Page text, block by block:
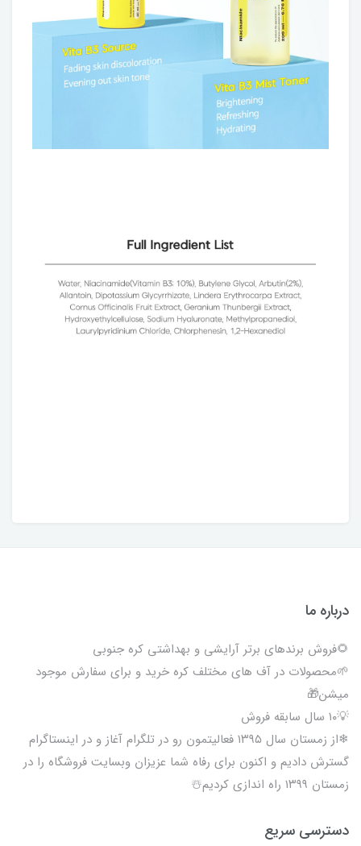
درباره ما
🌻فروش برندهای برتر آرایشی و بهداشتی کره جنوبی
🌱محصولات در آف های مختلف کره خرید و برای سفارش موجود
میشن🎁
💡۱۰ سال سابقه فروش
❄از زمستان سال ۱۳۹۵ فعالیتمون رو در تلگرام آغاز و در اینستاگرام
گسترش دادیم و اکنون برای رفاه شما عزیزان وبسایت فروشگاه را در
زمستان ۱۳۹۹ راه اندازی کردیم☃️
دسترسی سریع